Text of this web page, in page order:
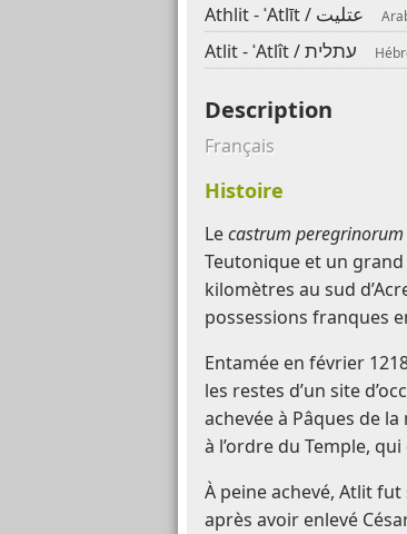
Athlit - ʿAtlīt / عتليت
Atlit - ʿAtlît /עתלית
Description
Français
Histoire
Lecastrum peregrinorum
Teutonique et un
kilomètres au sud
possessions franques
Entamée en février
les restes d’un site
achevée à Pâques de
à l’ordre du Temple,
À peine achevé, Atlit
après avoir enlevé